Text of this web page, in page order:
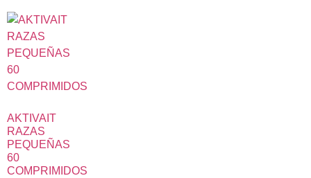
AKTIVAIT
RAZAS
PEQUEÑAS
60
COMPRIMIDOS